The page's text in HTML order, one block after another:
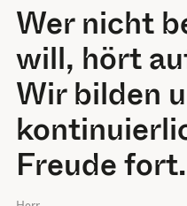
Wer nicht
will, hört
Wir bilden
Freude fort.